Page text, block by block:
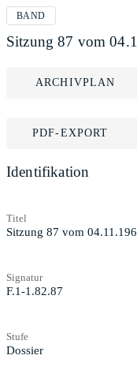
BAND
Sitzung 87 vom
ARCHIVPLAN
PDF-EXPORT
Identifikation
Titel
Sitzung 87 vom
Signatur
F.1-1.82.87
Stufe
Dossier